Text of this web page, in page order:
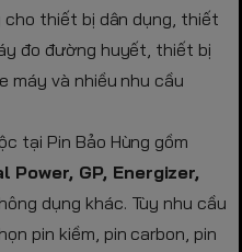
cho thiết bị dân dụng, thiết
đo đường huyết, thiết bị
máy và nhiều nhu cầu
tại Pin Bảo Hùng gồm
GP, Energizer,
dụng khác. Tùy nhu cầu
pin kiềm, pin carbon, pin